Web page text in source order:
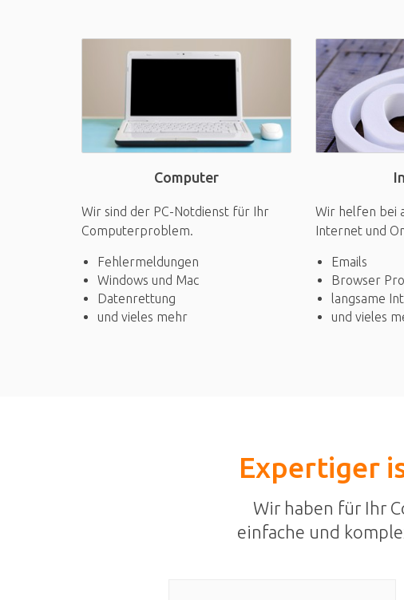
Computer
Wir sind der PC-Notdienst für Ihr
Computerproblem.
Fehlermeldungen
Windows und Mac
Datenrettung
und vieles mehr
Wir helfen bei
Internet und
Emails
Browser
langsame
und vieles
Expertiger
Wir haben für Ihr
einfache und